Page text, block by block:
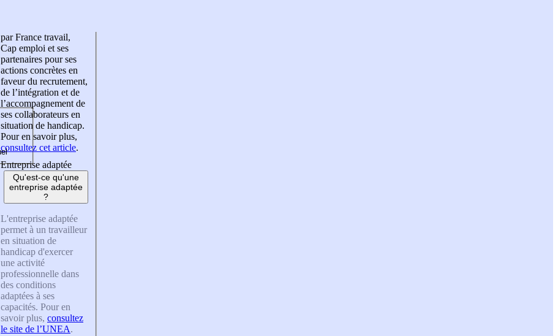
par France travail,
Cap emploi et ses
partenaires pour ses
actions concrètes en
faveur du recrutement,
de l’intégration et de
l’accompagnement de
ses collaborateurs en
situation de handicap.
Pour en savoir plus,
consultez cet article.
Entreprise adaptée
Qu'est-ce qu'une
entreprise adaptée
?
L'entreprise adaptée
permet à un travailleur
en situation de
handicap d'exercer
une activité
professionnelle dans
des conditions
adaptées à ses
capacités. Pour en
savoir plus, consultez
le site de l’UNEA.